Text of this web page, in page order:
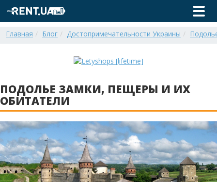
Главная Блог Достопримечательности Украины
ПОДОЛЬЕ ЗАМКИ, ПЕЩЕРЫ И ИХ
ОБИТАТЕЛИ